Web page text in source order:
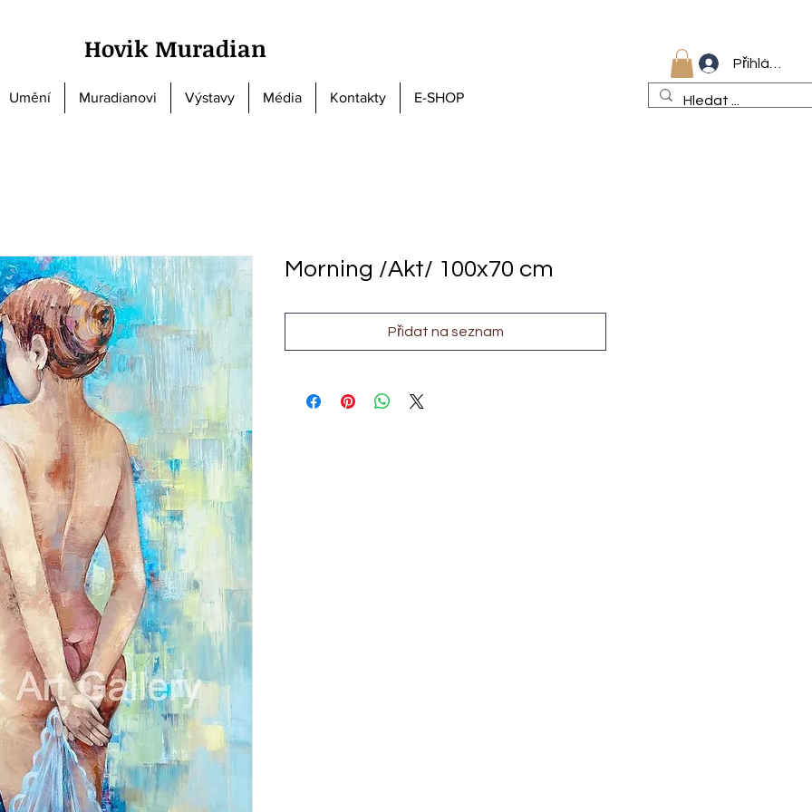
Hovik Muradian
Umění Muradianovi Výstavy Média Kontakty E-SHOP
Přihlásit se
Morning /Akt/ 100x70 cm
Přidat na seznam